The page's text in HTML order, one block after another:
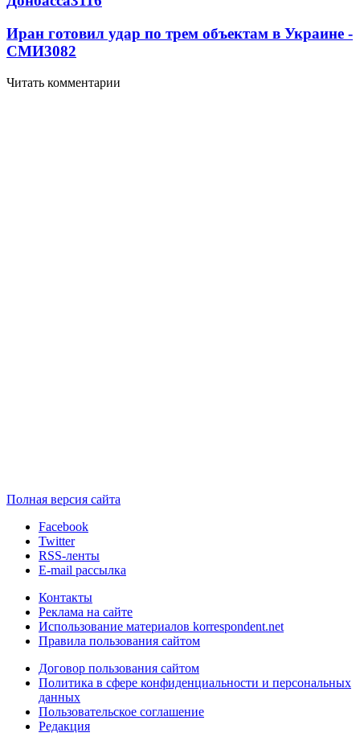
Иран готовил удар по трем объектам в Украине -
СМИ3082
Читать комментарии
Полная версия сайта
Facebook
Twitter
RSS-ленты
E-mail рассылка
Контакты
Реклама на сайте
Использование материалов korrespondent.net
Правила пользования сайтом
Договор пользования сайтом
Политика в сфере конфиденциальности и персональных
данных
Пользовательское соглашение
Редакция